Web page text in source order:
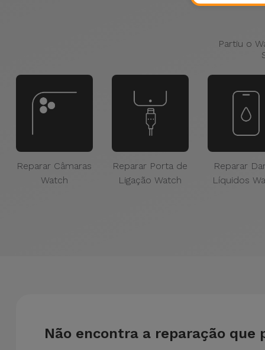
Partiu o
Reparar Câmaras
Watch
Reparar Porta de
Ligação Watch
Reparar
Líquidos
Não encontra a reparação que